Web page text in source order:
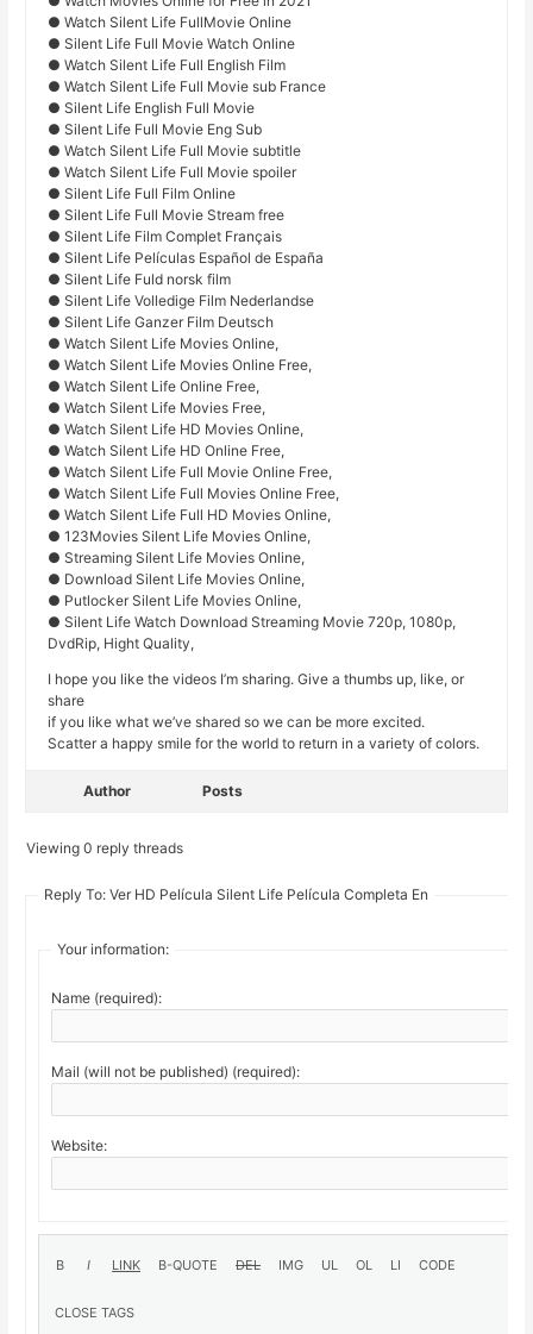
● Watch Silent Life FullMovie Online
● Silent Life Full Movie Watch Online
● Watch Silent Life Full English Film
● Watch Silent Life Full Movie sub France
● Silent Life English Full Movie
● Silent Life Full Movie Eng Sub
● Watch Silent Life Full Movie subtitle
● Watch Silent Life Full Movie spoiler
● Silent Life Full Film Online
● Silent Life Full Movie Stream free
● Silent Life Film Complet Français
● Silent Life Películas Español de España
● Silent Life Fuld norsk film
● Silent Life Volledige Film Nederlandse
● Silent Life Ganzer Film Deutsch
● Watch Silent Life Movies Online,
● Watch Silent Life Movies Online Free,
● Watch Silent Life Online Free,
● Watch Silent Life Movies Free,
● Watch Silent Life HD Movies Online,
● Watch Silent Life HD Online Free,
● Watch Silent Life Full Movie Online Free,
● Watch Silent Life Full Movies Online Free,
● Watch Silent Life Full HD Movies Online,
● 123Movies Silent Life Movies Online,
● Streaming Silent Life Movies Online,
● Download Silent Life Movies Online,
● Putlocker Silent Life Movies Online,
● Silent Life Watch Download Streaming Movie 720p, 1080p,
DvdRip, Hight Quality,
I hope you like the videos I’m sharing. Give a thumbs up, like, or
share
if you like what we’ve shared so we can be more excited.
Scatter a happy smile for the world to return in a variety of colors.
Author Posts
Viewing 0 reply threads
Reply To: Ver HD Película Silent Life Película Completa En
Your information:
Name (required):
Mail (will not be published) (required):
Website: